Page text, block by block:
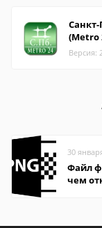
Санкт-
(Metro
Версия:
30
Файл
чем